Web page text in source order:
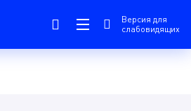
Версия для
слабовидящих